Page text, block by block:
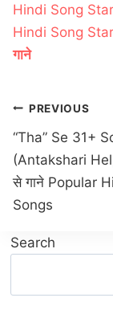
Hindi Song
Hindi Song
गाने
Post
PREVIOUS
“Tha” Se 31+
(Antakshari
से गाने Popular
Songs
Search